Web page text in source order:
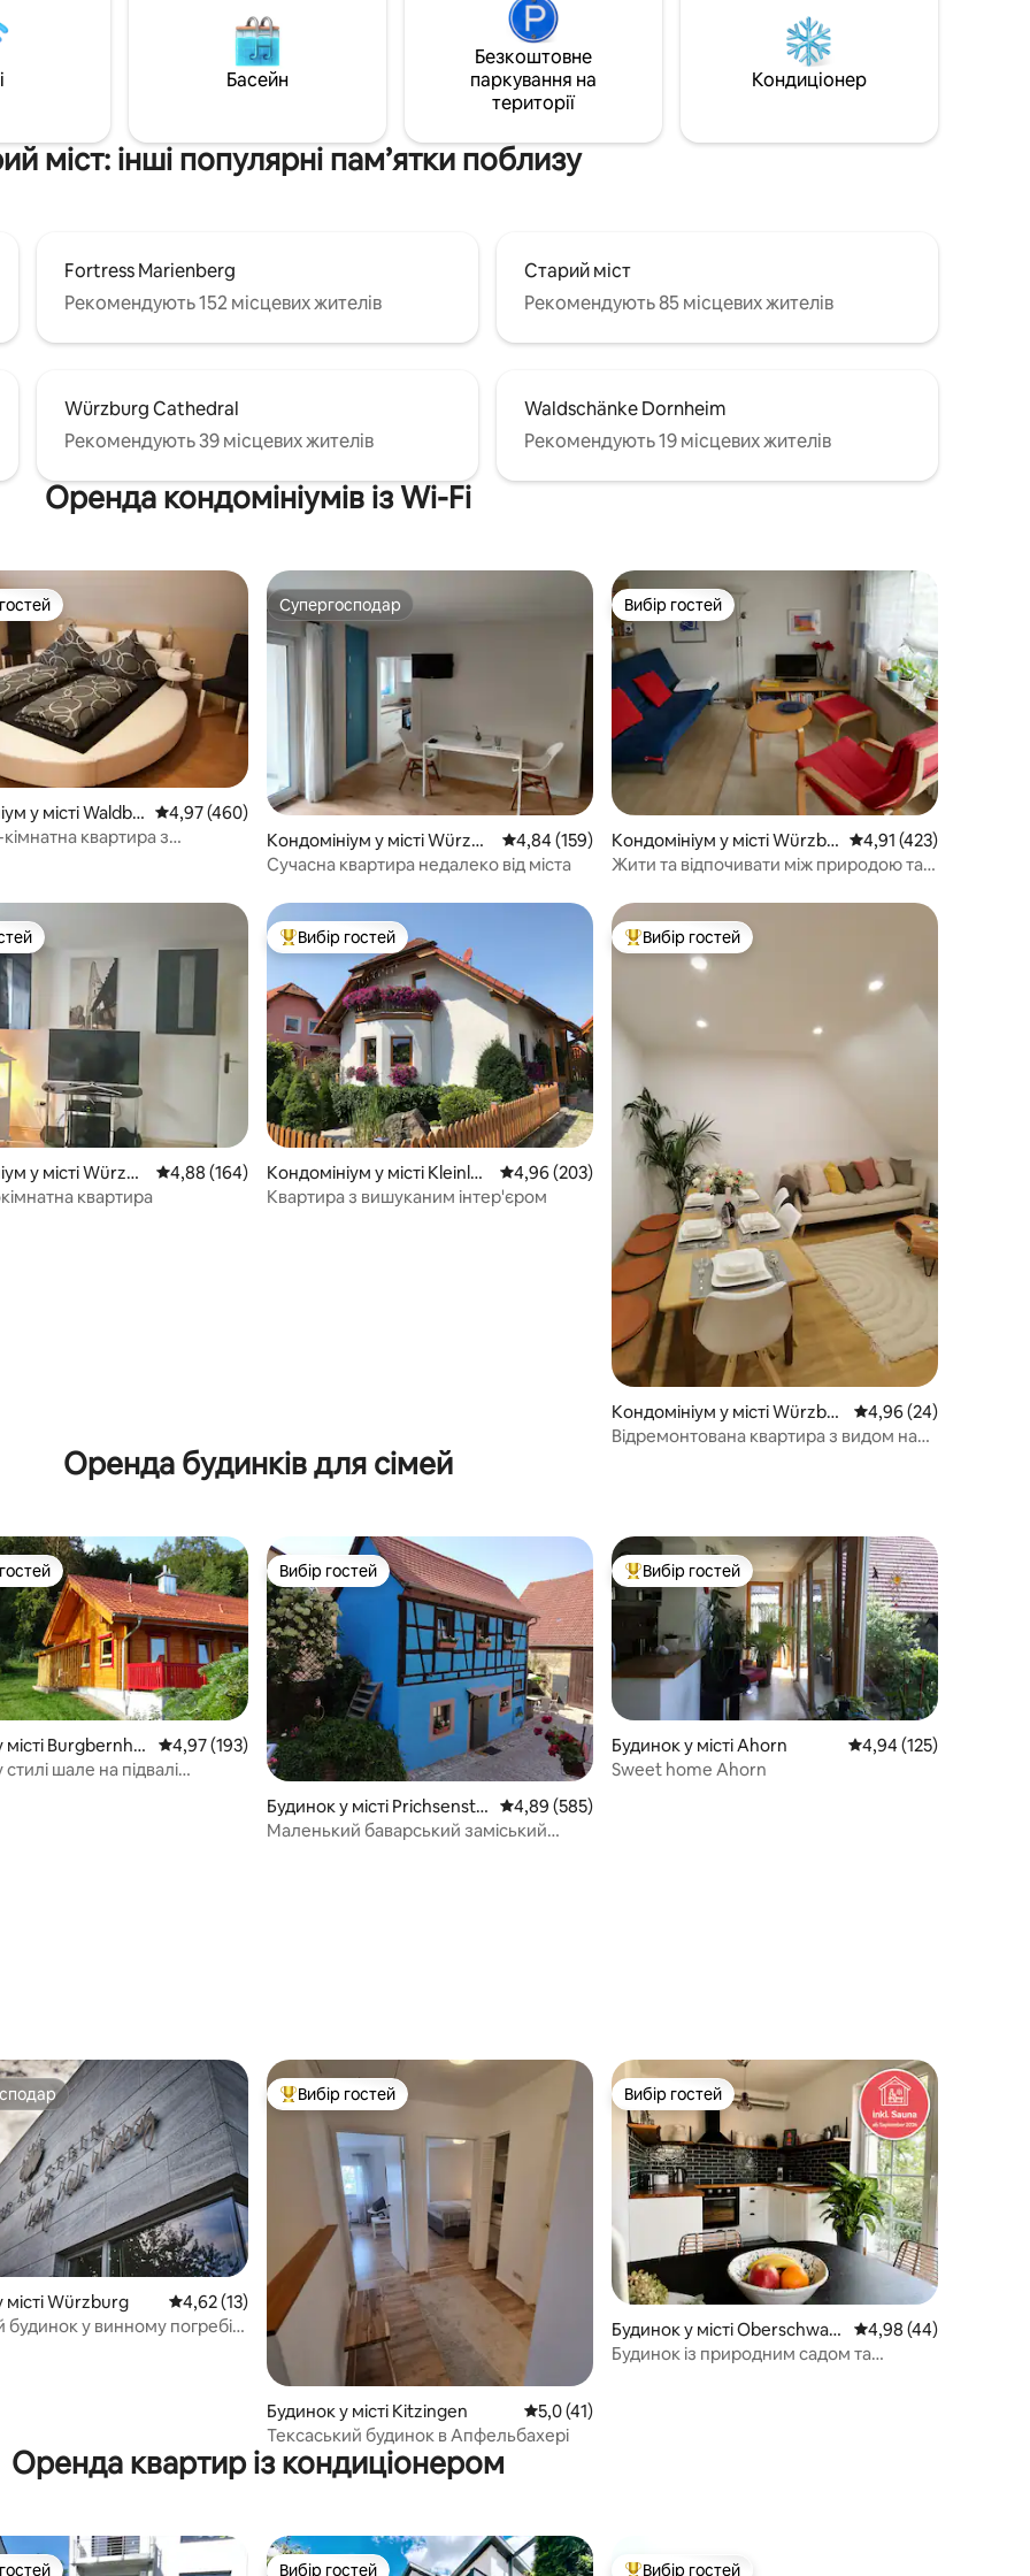
uvm 4 безкоштовно -
аудіосистема диявола -
осмосу -
балкон» з
телевізор із кабельним підключенням,
Netflix та Disney+ (Wi-Fi) ◇ паркування
безпосередньо на сусідніх вулицях.
Безкоштовна стоянка за 300 м ◇ лише
250 м до залізничного вокзалу
стелями, включаючи штукатурку. 2
кімнати, кухня та ванна кімната
повністю відремонтовані в 2024 році та
обладнані за високими стандартами.
Басейн
Безкоштовне
паркування на
території
Кондиціонер
міст: інші популярні пам’ятки поблизу
Fortress Marienberg
Рекомендують 152 місцевих жителів
Старий міст
Рекомендують 85 місцевих жителів
Würzburg Cathedral
Рекомендують 39 місцевих жителів
Waldschänke Dornheim
Рекомендують 19 місцевих жителів
Оренда кондомініумів із Wi-Fi
відгуки: 252
гостей
у місті Waldbr
Середня оцінка: 4,97 з 5, відгуки: 460
4,97 (460)
квартира з
Супергосподар
Супергосподар
Кондомініум у місті Würzbu
rg
Середня оцінка: 4,84 з 5, відгуки: 159
4,84 (159)
Сучасна квартира недалеко від міста
Вибір гостей
Вибір гостей
Кондомініум у місті Würzbu
rg
Середня оцінка: 4,91
4,91 (423)
Жити та відпочивати між природою та
відгуки: 206
у місті Würzbu
Середня оцінка: 4,88 з 5, відгуки: 164
4,88 (164)
квартира
Топ вибір гостей
Вибір гостей
Кондомініум у місті Kleinlan
gheim
Середня оцінка: 4,96 з 5, відгуки: 203
4,96 (203)
Квартира з вишуканим інтер'єром
Топ вибір гостей
Вибір гостей
Кондомініум у місті Würzbur
g
Середня оцінка: 4,96
4,96 (24)
Відремонтована квартира з видом на
Оренда будинків для сімей
242
гостей
Burgbernhei
Середня оцінка: 4,97 з 5, відгуки: 193
4,97 (193)
шале на підвалі
Вибір гостей
Вибір гостей
Будинок у місті Prichsensta
dt
Середня оцінка: 4,89 з 5, відгуки: 585
4,89 (585)
Маленький баварський заміський
Топ вибір гостей
Вибір гостей
Будинок у місті Ahorn Середня оцінка: 4,94
4,94 (125)
Sweet home Ahorn
5, відгуки: 5
місті Würzburg Середня оцінка: 4,62 з 5, відгуки: 13
4,62 (13)
будинок у винному погребі
Топ вибір гостей
Вибір гостей
Будинок у місті Kitzingen Середня оцінка: 5,0 з 5, відгуки: 41
5,0 (41)
Тексаський будинок в Апфельбахері
Вибір гостей
Вибір гостей
Будинок у місті Oberschwarz
ach
Середня оцінка: 4,98
4,98 (44)
Будинок із природним садом та
Оренда квартир із кондиціонером
Вибір гостей Вибір гостей